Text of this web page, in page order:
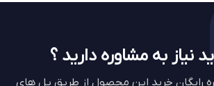
نیاز به مشاوره دارید ؟
رایگان خرید این محصول از طریق پل های